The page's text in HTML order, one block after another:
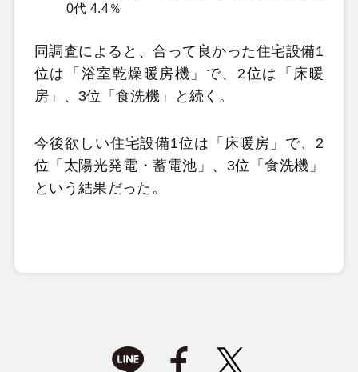
0代 4.4％
同調査によると、合って良かった住宅設備1
位は「浴室乾燥暖房機」で、2位は「床暖
房」、3位「食洗機」と続く。
今後欲しい住宅設備1位は「床暖房」で、2
位「太陽光発電・蓄電池」、3位「食洗機」
という結果だった。